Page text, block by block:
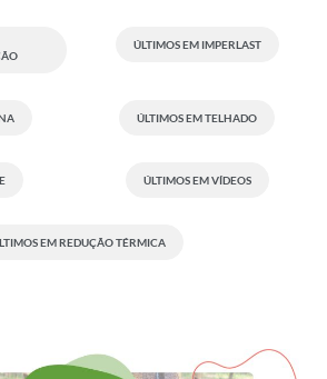
ÚLTIMOS EM IMPERLAST
ÚLTIMOS EM TELHADO
ÚLTIMOS EM VÍDEOS
EM REDUÇÃO TÉRMICA